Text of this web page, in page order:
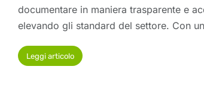
documentare in maniera trasparente e
elevando gli standard del settore. Con
Leggi articolo